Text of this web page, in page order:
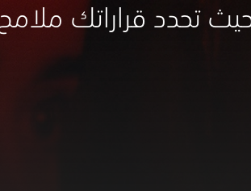
حيث تحدد قراراتك ملامح